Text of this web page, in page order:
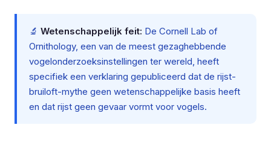
🔬 Wetenschappelijk feit: De Cornell Lab of
Ornithology, een van de meest gezaghebbende
vogelonderzoeksinstellingen ter wereld, heeft
specifiek een verklaring gepubliceerd dat de rijst-
bruiloft-mythe geen wetenschappelijke basis heeft
en dat rijst geen gevaar vormt voor vogels.